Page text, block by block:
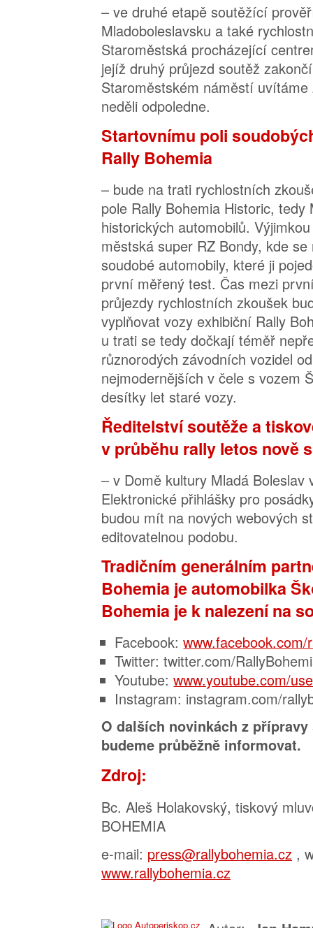
– ve druhé etapě soutěžící
Mladoboleslavsku a také
Staroměstská procházející
jejíž druhý průjezd soutěž
Staroměstském náměstí
neděli odpoledne.
Startovnímu poli
Rally Bohemia
– bude na trati rychlostních
pole Rally Bohemia Historic, tedy
historických automobilů.
městská super RZ Bondy, kde
soudobé automobily, které ji
první měřený test. Čas mezi
průjezdy rychlostních zkoušek
vyplňovat vozy exhibiční Rally
u trati se tedy dočkají téměř
různorodých závodních vozidel
nejmodernějších v čele s vozem
desítky let staré vozy.
Ředitelství soutěže a
v průběhu rally letos nově
– v Domě kultury Mladá Boleslav
Elektronické přihlášky pro
budou mít na nových webových
editovatelnou podobu.
Tradičním generálním
Bohemia je automobilka
Bohemia je k nalezení na
Facebook:www.facebook.com/
Twitter: twitter.com/
Youtube:www.youtube.com/
Instagram: instagram.com/
O dalších novinkách z přípravy
budeme průběžně informovat.
Zdroj:
Bc. Aleš Holakovský, tiskový
BOHEMIA
e-mail: press@rallybohemia.cz ,
www.rallybohemia.cz